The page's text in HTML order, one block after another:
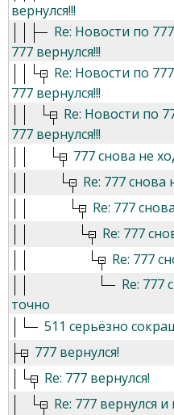
вернулся!!!
Re: Новости по
777 вернулся!!!
Re: Новости по
777 вернулся!!!
Re: Новости по
777 вернулся!!!
777 снова не
Re: 777 снова
Re: 777
Re: 777
Re: 777
Re: 777
точно
511 серьёзно
777 вернулся!
Re: 777 вернулся!
Re: 777 вернулся